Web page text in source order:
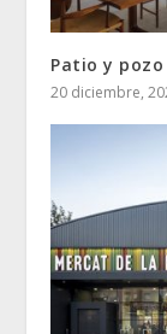
Patio y
20 diciembre,